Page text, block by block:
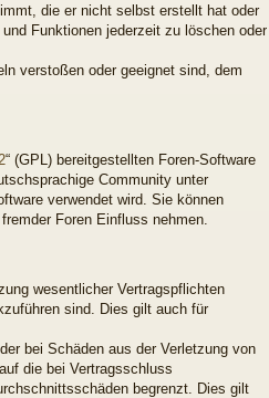
die er nicht selbst erstellt hat oder
Funktionen jederzeit zu löschen oder
verstoßen oder geeignet sind, dem
“ (GPL) bereitgestellten Foren-Software
Community unter
verwendet wird. Sie können
Foren Einfluss nehmen.
wesentlicher Vertragspflichten
sind. Dies gilt auch für
bei Schäden aus der Verletzung von
die bei Vertragsschluss
begrenzt. Dies gilt